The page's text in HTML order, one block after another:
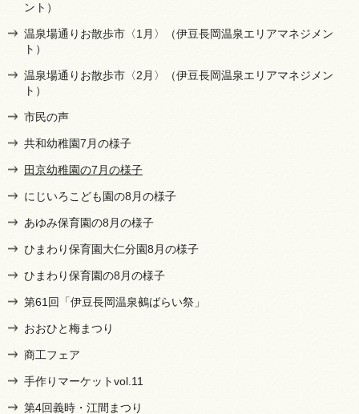
ント）
温泉場通りお散歩市〈1月〉（伊豆長岡温泉エリアマネジメン
ト）
温泉場通りお散歩市〈2月〉（伊豆長岡温泉エリアマネジメン
ト）
市民の声
共和幼稚園7月の様子
田京幼稚園の7月の様子
にじいろこども園の8月の様子
あゆみ保育園の8月の様子
ひまわり保育園大仁分園8月の様子
ひまわり保育園の8月の様子
第61回「伊豆長岡温泉鵺ばらい祭」
おおひと梅まつり
商工フェア
手作りマーケットvol.11
第4回義時・江間まつり